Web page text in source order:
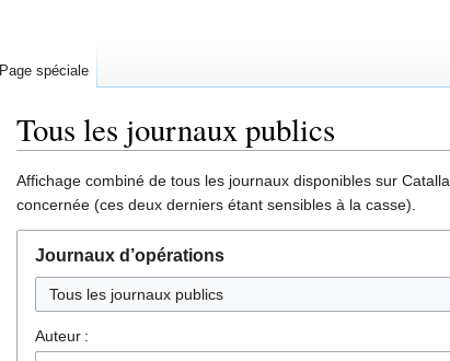
Tous les journaux publics
Aller
à
la
navigation
Aller
à
la
recherche
Affichage combiné de tous les journaux disponibles sur
concernée (ces deux derniers étant sensibles à la casse).
Journaux d’opérations
Tous les journaux publics
Auteur :
Page spéciale